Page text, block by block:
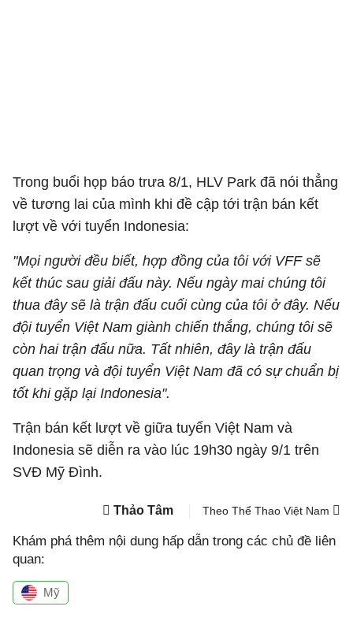
Trong buổi họp báo trưa 8/1, HLV Park đã nói thẳng
về tương lai của mình khi đề cập tới trận bán kết
lượt về với tuyển Indonesia:
"Mọi người đều biết, hợp đồng của tôi với VFF sẽ
kết thúc sau giải đấu này. Nếu ngày mai chúng tôi
thua đây sẽ là trận đấu cuối cùng của tôi ở đây. Nếu
đội tuyển Việt Nam giành chiến thắng, chúng tôi sẽ
còn hai trận đấu nữa. Tất nhiên, đây là trận đấu
quan trọng và đội tuyển Việt Nam đã có sự chuẩn bị
tốt khi gặp lại Indonesia".
Trận bán kết lượt về giữa tuyển Việt Nam và
Indonesia sẽ diễn ra vào lúc 19h30 ngày 9/1 trên
SVĐ Mỹ Đình.
Thảo Tâm Theo Thể Thao Việt Nam
Khám phá thêm nội dung hấp dẫn trong các chủ đề liên
quan:
Mỹ